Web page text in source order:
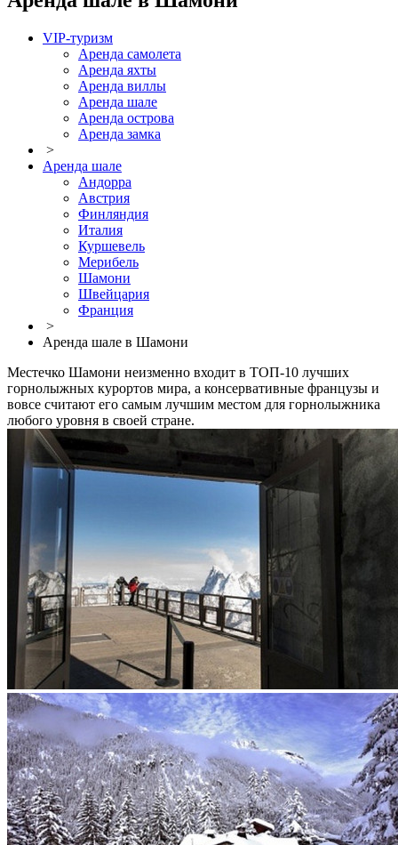
VIP-туризм
Аренда самолета
Аренда яхты
Аренда виллы
Аренда шале
Аренда острова
Аренда замка
>
Аренда шале
Андорра
Австрия
Финляндия
Италия
Куршевель
Мерибель
Шамони
Швейцария
Франция
>
Аренда шале в Шамони
Местечко Шамони неизменно входит в ТОП-10 лучших
горнолыжных курортов мира, а консервативные французы и
вовсе считают его самым лучшим местом для горнолыжника
любого уровня в своей стране.